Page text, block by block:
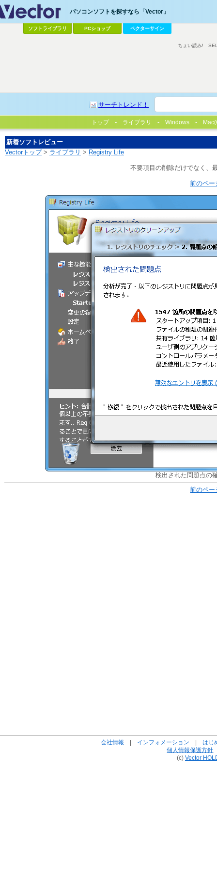
パソコンソフトを探すなら「Vector」
ソフトライブラリ PCショップ ベクターサイン
サーチトレンド！
ちょい読み!
トップ ライブラリ Windows
新着ソフトレビュー
Vectorトップ> ライブラリ > Registry Life
不要項目の削除だけでなく、
前のペー
検出された問題点の
前のペー
会社情報 | インフォメーション | はじ
個人情報保護方針
(c) Vector